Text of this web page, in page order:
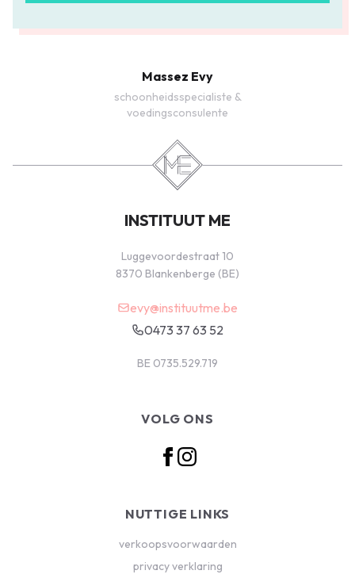
Massez Evy
schoonheidsspecialiste &
voedingsconsulente
INSTITUUT ME
Luggevoordestraat 10
8370 Blankenberge (BE)
evy@instituutme.be
0473 37 63 52
BE 0735.529.719
VOLG ONS
NUTTIGE LINKS
verkoopsvoorwaarden
privacy verklaring